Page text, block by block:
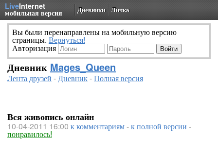
LiveInternet
мобильная версия Дневники Личка
Вы были перенаправлены на мобильную версию
страницы. Вернуться!
Авторизация
Дневник Mages_Queen
Лента друзей -Дневник-Полная версия
Вся живопись онлайн
10-04-2011 16:00 к комментариям-к полной версии -
понравилось!